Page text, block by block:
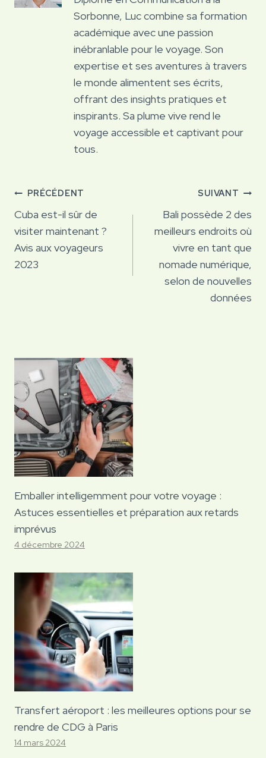
Sorbonne, Luc combine sa formation
académique avec une passion
inébranlable pour le voyage. Son
expertise et ses aventures à travers
le monde alimentent ses écrits,
offrant des insights pratiques et
inspirants. Sa plume vive rend le
voyage accessible et captivant pour
tous.
Navigation
de
l’article
PRÉCÉDENT
Cuba est-il sûr de
visiter maintenant ?
Avis aux voyageurs
2023
SUIVANT
Bali possède 2 des
meilleurs endroits où
vivre en tant que
nomade numérique,
selon de nouvelles
données
Emballer intelligemment pour votre voyage :
Astuces essentielles et préparation aux retards
imprévus
4 décembre 2024
Transfert aéroport : les meilleures options pour se
rendre de CDG à Paris
14 mars 2024